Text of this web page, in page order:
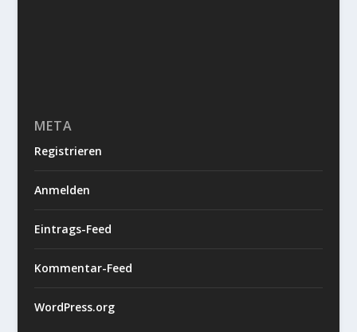
META
Registrieren
Anmelden
Eintrags-Feed
Kommentar-Feed
WordPress.org